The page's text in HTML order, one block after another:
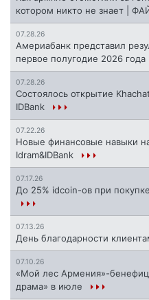
котором никто не знает |
07.28.26
Америабанк представил
первое полугодие 2026 года
07.28.26
Состоялось открытие
IDBank
07.22.26
Новые финансовые навыки
Idram&IDBank
07.17.26
До 25% idcoin-ов при
07.13.26
День благодарности
07.10.26
«Мой лес Армения»-
драма» в июле